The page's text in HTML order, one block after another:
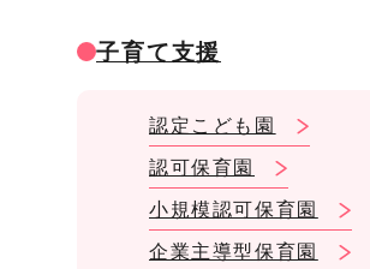
子育て支援
認定こども園
認可保育園
小規模認可保育園
企業主導型保育園